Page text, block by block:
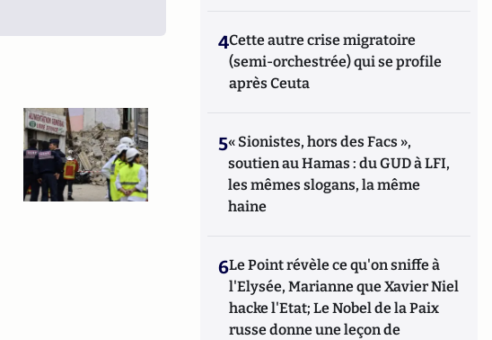
4Cette autre crise migratoire
(semi-orchestrée) qui se profile
après Ceuta
5« Sionistes, hors des Facs »,
soutien au Hamas : du GUD à LFI,
les mêmes slogans, la même
haine
6Le Point révèle ce qu'on sniffe à
l'Elysée, Marianne que Xavier Niel
hacke l'Etat; Le Nobel de la Paix
russe donne une leçon de